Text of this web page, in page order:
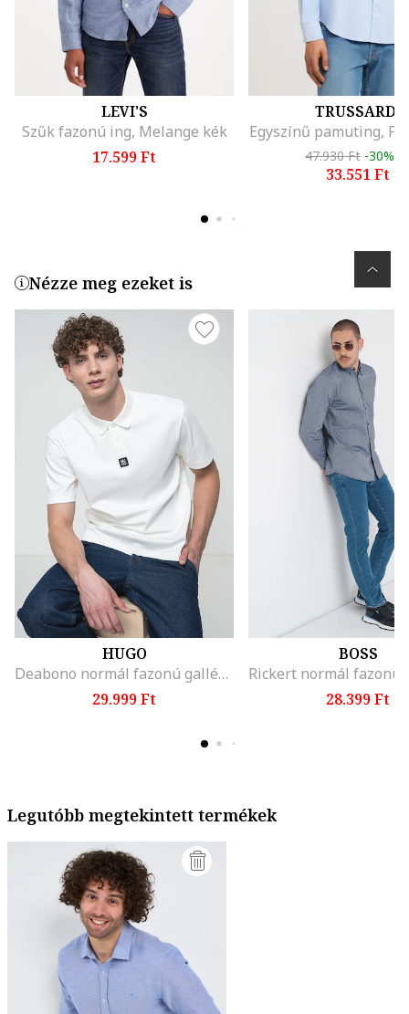
LEVI'S
Szűk fazonú ing, Melange kék
17.599 Ft
TRUSSARDI
Egyszínű pamuting,
47.930 Ft -30%
33.551 Ft
Nézze meg ezeket is
HUGO
Deabono normál fazonú galléros póló, Fehér
29.999 Ft
BOSS
28.399 Ft
Legutóbb megtekintett termékek